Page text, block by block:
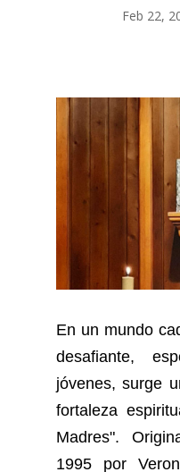
Feb 22,
En un mundo
desafiante,
jóvenes, surge
fortaleza
Madres".
1995 por